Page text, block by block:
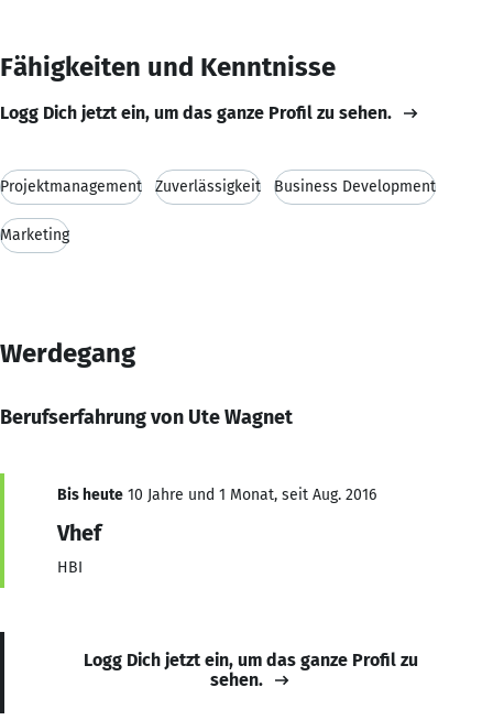
Fähigkeiten und Kenntnisse
Logg Dich jetzt ein, um das ganze Profil zu sehen.
Projektmanagement Zuverlässigkeit Business Development
Marketing
Werdegang
Berufserfahrung von Ute Wagnet
Bis heute 10 Jahre und 1 Monat, seit Aug. 2016
Vhef
HBI
Logg Dich jetzt ein, um das ganze Profil zu
sehen.